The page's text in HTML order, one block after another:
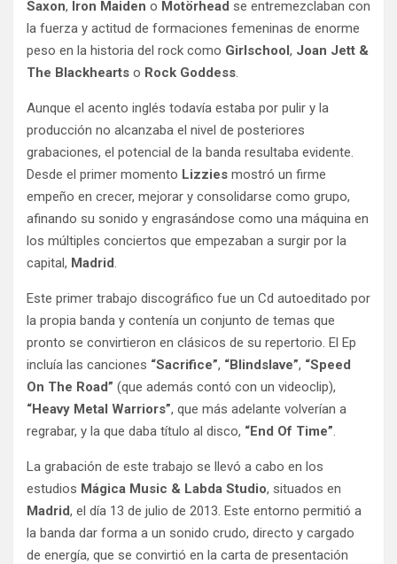
Saxon, Iron Maiden o Motörhead se entremezclaban con
la fuerza y actitud de formaciones femeninas de enorme
peso en la historia del rock como Girlschool, Joan Jett &
The Blackhearts o Rock Goddess.
Aunque el acento inglés todavía estaba por pulir y la
producción no alcanzaba el nivel de posteriores
grabaciones, el potencial de la banda resultaba evidente.
Desde el primer momento Lizzies mostró un firme
empeño en crecer, mejorar y consolidarse como grupo,
afinando su sonido y engrasándose como una máquina en
los múltiples conciertos que empezaban a surgir por la
capital, Madrid.
Este primer trabajo discográfico fue un Cd autoeditado por
la propia banda y contenía un conjunto de temas que
pronto se convirtieron en clásicos de su repertorio. El Ep
incluía las canciones “Sacrifice”, “Blindslave”, “Speed
On The Road” (que además contó con un videoclip),
“Heavy Metal Warriors”, que más adelante volverían a
regrabar, y la que daba título al disco, “End Of Time”.
La grabación de este trabajo se llevó a cabo en los
estudios Mágica Music & Labda Studio, situados en
Madrid, el día 13 de julio de 2013. Este entorno permitió a
la banda dar forma a un sonido crudo, directo y cargado
de energía, que se convirtió en la carta de presentación